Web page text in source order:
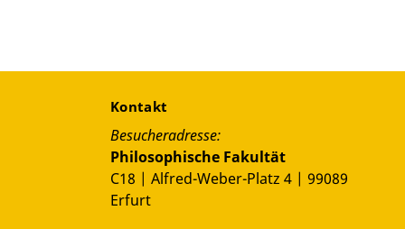
Kontakt
Besucheradresse:
Philosophische Fakultät
C18 | Alfred-Weber-Platz 4 | 99089
Erfurt